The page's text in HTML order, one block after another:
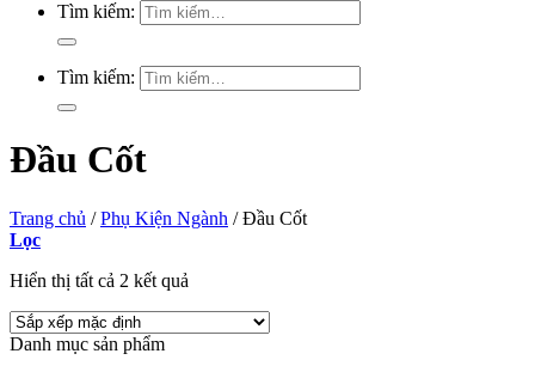
Tìm kiếm:
Tìm kiếm:
Đầu Cốt
Trang chủ / Phụ Kiện Ngành /Đầu Cốt
Lọc
Hiển thị tất cả 2 kết quả
Danh mục sản phẩm